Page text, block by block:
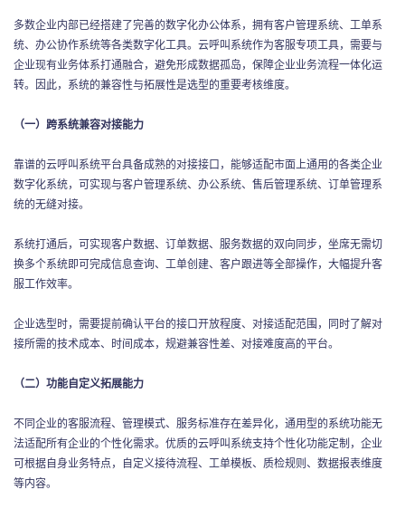
多数企业内部已经搭建了完善的数字化办公体系，拥有客户管理系统、工单系
统、办公协作系统等各类数字化工具。云呼叫系统作为客服专项工具，需要与
企业现有业务体系打通融合，避免形成数据孤岛，保障企业业务流程一体化运
转。因此，系统的兼容性与拓展性是选型的重要考核维度。
（一）跨系统兼容对接能力
靠谱的云呼叫系统平台具备成熟的对接接口，能够适配市面上通用的各类企业
数字化系统，可实现与客户管理系统、办公系统、售后管理系统、订单管理系
统的无缝对接。
系统打通后，可实现客户数据、订单数据、服务数据的双向同步，坐席无需切
换多个系统即可完成信息查询、工单创建、客户跟进等全部操作，大幅提升客
服工作效率。
企业选型时，需要提前确认平台的接口开放程度、对接适配范围，同时了解对
接所需的技术成本、时间成本，规避兼容性差、对接难度高的平台。
（二）功能自定义拓展能力
不同企业的客服流程、管理模式、服务标准存在差异化，通用型的系统功能无
法适配所有企业的个性化需求。优质的云呼叫系统支持个性化功能定制，企业
可根据自身业务特点，自定义接待流程、工单模板、质检规则、数据报表维度
等内容。